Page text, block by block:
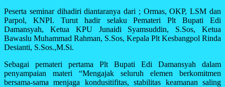
Peserta seminar dihadiri diantaranya dari ; Ormas, OKP, LSM dan
Parpol, KNPI. Turut hadir selaku Pemateri Plt Bupati Edi
Damansyah, Ketua KPU Junaidi Syamsuddin, S.Sos, Ketua
Bawaslu Muhammad Rahman, S.Sos, Kepala Plt Kesbangpol Rinda
Desianti, S.Sos.,M.Si.
Sebagai pemateri pertama Plt Bupati Edi Damansyah dalam
penyampaian materi “Mengajak seluruh elemen berkomitmen
bersama-sama menjaga kondusitifitas, stabilitas keamanan saling